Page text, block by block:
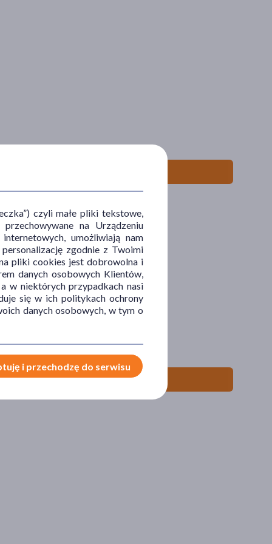
czyli małe pliki tekstowe,
na Urządzeniu
umożliwiają nam
zgodnie z Twoimi
pliki cookies jest dobrowolna i
danych osobowych Klientów,
w niektórych przypadkach nasi
się w ich politykach ochrony
danych osobowych, w tym o
i przechodzę do serwisu